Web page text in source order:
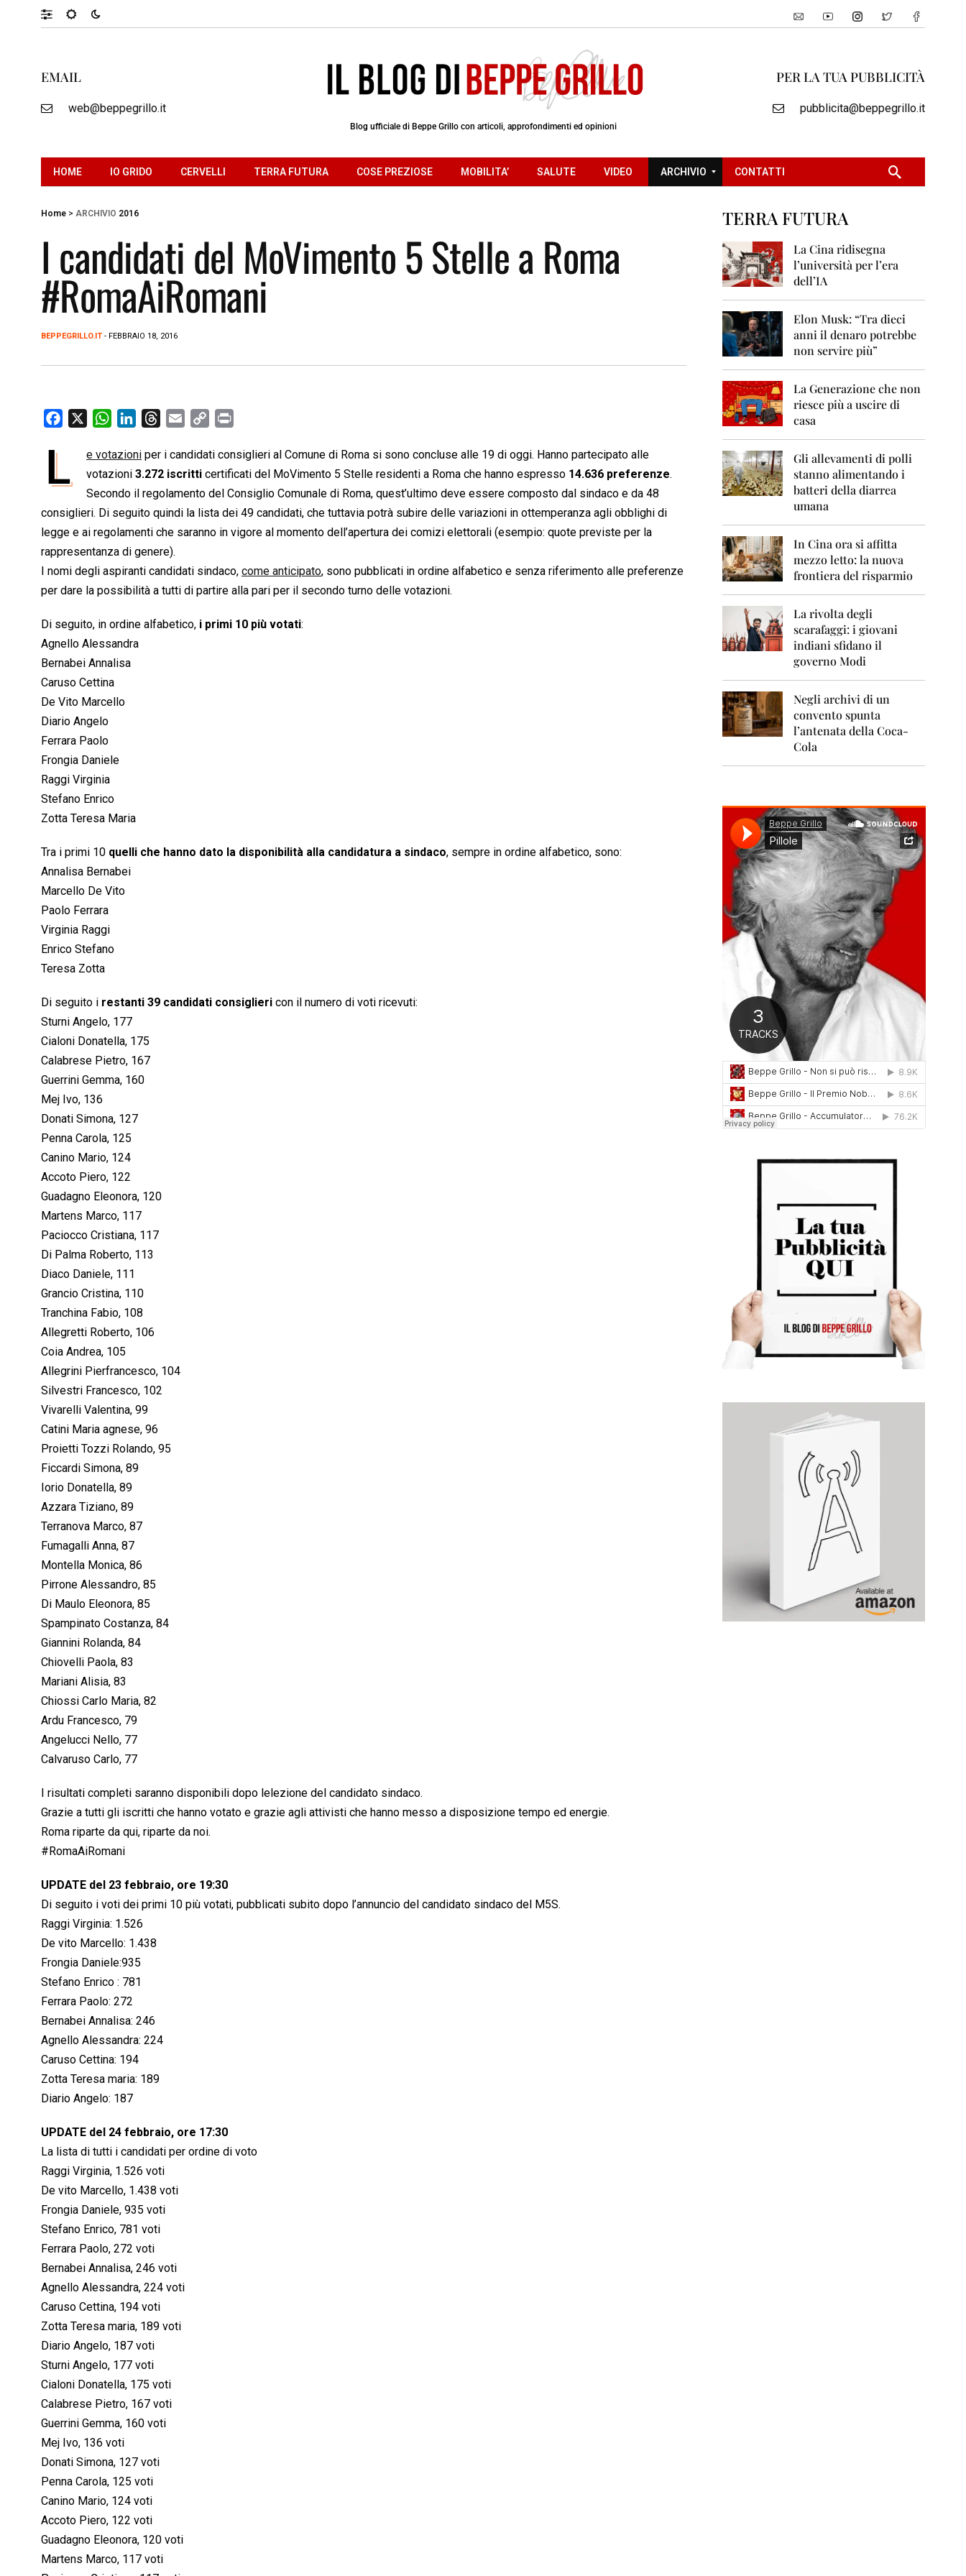
EMAIL
web@beppegrillo.it
Blog ufficiale di Beppe Grillo con articoli, approfondimenti ed opinioni
PER LA TUA PUBBLICITÀ
pubblicita@beppegrillo.it
HOME IO GRIDO CERVELLI TERRA FUTURA COSE PREZIOSE MOBILITA’ SALUTE VIDEO ARCHIVIO
2
8
2
0
0
CONTATTI
Home > ARCHIVIO 2016
I candidati del MoVimento 5 Stelle a Roma
#RomaAiRomani
BEPPEGRILLO.IT - FEBBRAIO 18, 2016
o
o
k
W
a
t
s
A
p
p
n
k
e
d
I
n
r
e
a
d
s
a
i
l
p
y
L
i
n
i
n
t
L e votazioni per i candidati consiglieri al Comune di Roma si sono concluse alle 19 di oggi. Hanno partecipato alle
votazioni 3.272 iscritti certificati del MoVimento 5 Stelle residenti a Roma che hanno espresso 14.636 preferenze.
Secondo il regolamento del Consiglio Comunale di Roma, quest’ultimo deve essere composto dal sindaco e da 48
consiglieri. Di seguito quindi la lista dei 49 candidati, che tuttavia potrà subire delle variazioni in ottemperanza agli obblighi di
legge e ai regolamenti che saranno in vigore al momento dell’apertura dei comizi elettorali (esempio: quote previste per la
rappresentanza di genere).
I nomi degli aspiranti candidati sindaco, come anticipato, sono pubblicati in ordine alfabetico e senza riferimento alle preferenze
per dare la possibilità a tutti di partire alla pari per il secondo turno delle votazioni.
Di seguito, in ordine alfabetico, i primi 10 più votati:
Agnello Alessandra
Bernabei Annalisa
Caruso Cettina
De Vito Marcello
Diario Angelo
Ferrara Paolo
Frongia Daniele
Raggi Virginia
Stefano Enrico
Zotta Teresa Maria
Tra i primi 10 quelli che hanno dato la disponibilità alla candidatura a sindaco, sempre in ordine alfabetico, sono:
Annalisa Bernabei
Marcello De Vito
Paolo Ferrara
Virginia Raggi
Enrico Stefano
Teresa Zotta
Di seguito i restanti 39 candidati consiglieri con il numero di voti ricevuti:
Sturni Angelo, 177
Cialoni Donatella, 175
Calabrese Pietro, 167
Guerrini Gemma, 160
Mej Ivo, 136
Donati Simona, 127
Penna Carola, 125
Canino Mario, 124
Accoto Piero, 122
Guadagno Eleonora, 120
Martens Marco, 117
Paciocco Cristiana, 117
Di Palma Roberto, 113
Diaco Daniele, 111
Grancio Cristina, 110
Tranchina Fabio, 108
Allegretti Roberto, 106
Coia Andrea, 105
Allegrini Pierfrancesco, 104
Silvestri Francesco, 102
Vivarelli Valentina, 99
Catini Maria agnese, 96
Proietti Tozzi Rolando, 95
Ficcardi Simona, 89
Iorio Donatella, 89
Azzara Tiziano, 89
Terranova Marco, 87
Fumagalli Anna, 87
Montella Monica, 86
Pirrone Alessandro, 85
Di Maulo Eleonora, 85
Spampinato Costanza, 84
Giannini Rolanda, 84
Chiovelli Paola, 83
Mariani Alisia, 83
Chiossi Carlo Maria, 82
Ardu Francesco, 79
Angelucci Nello, 77
Calvaruso Carlo, 77
I risultati completi saranno disponibili dopo lelezione del candidato sindaco.
Grazie a tutti gli iscritti che hanno votato e grazie agli attivisti che hanno messo a disposizione tempo ed energie.
Roma riparte da qui, riparte da noi.
#RomaAiRomani
UPDATE del 23 febbraio, ore 19:30
Di seguito i voti dei primi 10 più votati, pubblicati subito dopo l’annuncio del candidato sindaco del M5S.
Raggi Virginia: 1.526
De vito Marcello: 1.438
Frongia Daniele:935
Stefano Enrico : 781
Ferrara Paolo: 272
Bernabei Annalisa: 246
Agnello Alessandra: 224
Caruso Cettina: 194
Zotta Teresa maria: 189
Diario Angelo: 187
UPDATE del 24 febbraio, ore 17:30
La lista di tutti i candidati per ordine di voto
Raggi Virginia, 1.526 voti
De vito Marcello, 1.438 voti
Frongia Daniele, 935 voti
Stefano Enrico, 781 voti
Ferrara Paolo, 272 voti
Bernabei Annalisa, 246 voti
Agnello Alessandra, 224 voti
Caruso Cettina, 194 voti
Zotta Teresa maria, 189 voti
Diario Angelo, 187 voti
Sturni Angelo, 177 voti
Cialoni Donatella, 175 voti
Calabrese Pietro, 167 voti
Guerrini Gemma, 160 voti
Mej Ivo, 136 voti
Donati Simona, 127 voti
Penna Carola, 125 voti
Canino Mario, 124 voti
Accoto Piero, 122 voti
Guadagno Eleonora, 120 voti
Martens Marco, 117 voti
TERRA FUTURA
La Cina ridisegna
l’università per l’era
dell’IA
Elon Musk: “Tra dieci
anni il denaro potrebbe
non servire più”
La Generazione che non
riesce più a uscire di
casa
Gli allevamenti di polli
stanno alimentando i
batteri della diarrea
umana
In Cina ora si affitta
mezzo letto: la nuova
frontiera del risparmio
La rivolta degli
scarafaggi: i giovani
indiani sfidano il
governo Modi
Negli archivi di un
convento spunta
l’antenata della Coca-
Cola